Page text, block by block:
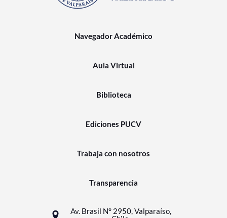
Navegador Académico
Aula Virtual
Biblioteca
Ediciones PUCV
Trabaja con nosotros
Transparencia
Av. Brasil N° 2950, Valparaíso,